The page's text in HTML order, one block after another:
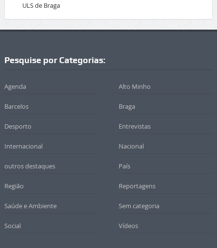
ULS de Braga
Pesquise por Categorias:
Agenda Alto Minho
Barcelos Braga
Desporto Entrevistas
Internacional Nacional
outros destaques País
Região Reportagens
Saúde e Ambiente Sem categoria
Social Vídeos